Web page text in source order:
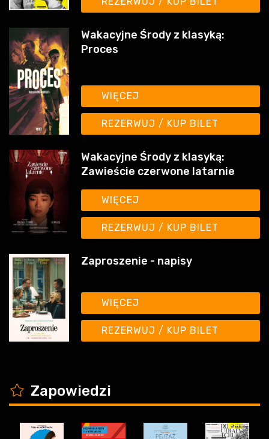
Wakacyjne Środy z klasyką:
REZERWUJ / KUP BILET
Wakacyjne Środy z klasyką:
WIĘCEJ
REZERWUJ / KUP BILET
Zaproszenie - napisy
REZERWUJ / KUP BILET